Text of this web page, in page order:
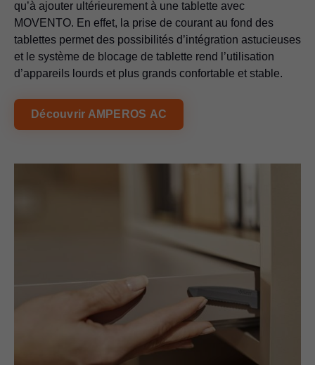
qu’à ajouter ultérieurement à une tablette avec
MOVENTO. En effet, la prise de courant au fond des
tablettes permet des possibilités d’intégration astucieuses
et le système de blocage de tablette rend l’utilisation
d’appareils lourds et plus grands confortable et stable.
Découvrir AMPEROS AC